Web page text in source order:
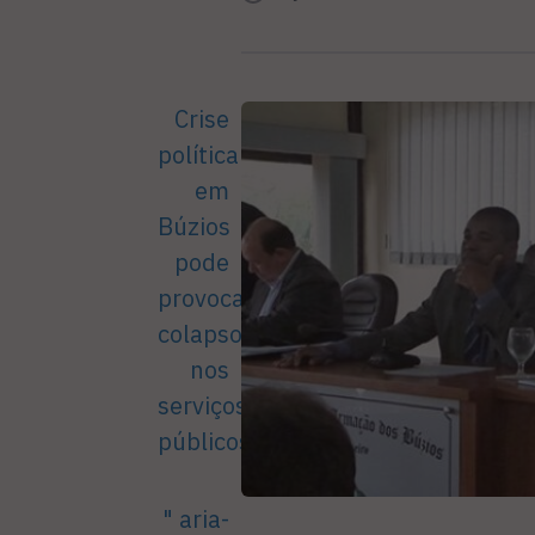
Crise
política
em
Búzios
pode
provocar
colapsos
nos
serviços
públicos
" aria-